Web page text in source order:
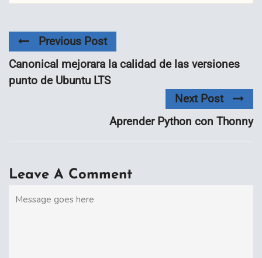
Previous Post
Canonical mejorara la calidad de las versiones
punto de Ubuntu LTS
Next Post
Aprender Python con Thonny
Leave A Comment